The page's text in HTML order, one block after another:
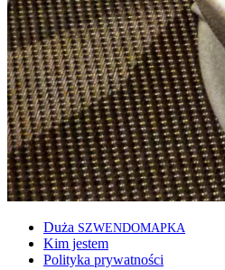
Duża SZWENDOMAPKA
Kim jestem
Polityka prywatności